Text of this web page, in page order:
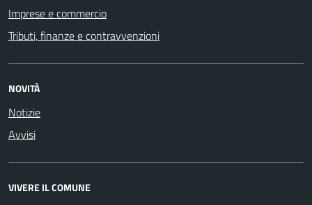
Imprese e commercio
Tributi, finanze e contravvenzioni
NOVITÀ
Notizie
Avvisi
VIVERE IL COMUNE